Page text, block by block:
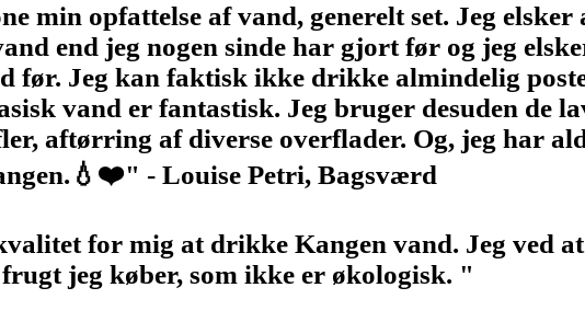
min opfattelse af vand, generelt set. Jeg elsker
end jeg nogen sinde har gjort før og jeg
før. Jeg kan faktisk ikke drikke almindelig
vand er fantastisk. Jeg bruger desuden de
aftørring af diverse overflader. Og, jeg har
- Louise Petri, Bagsværd
for mig at drikke Kangen vand. Jeg ved
jeg køber, som ikke er økologisk. "